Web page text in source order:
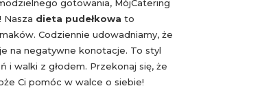
gotowania, MójCatering
Nasza dieta pudełkowa to
Codziennie udowadniamy, że
na negatywne konotacje. To styl
i walki z głodem. Przekonaj się, że
Ci pomóc w walce o siebie!